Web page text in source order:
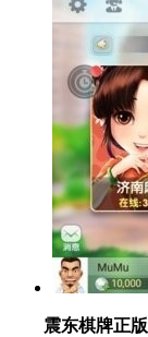
震东棋牌正版